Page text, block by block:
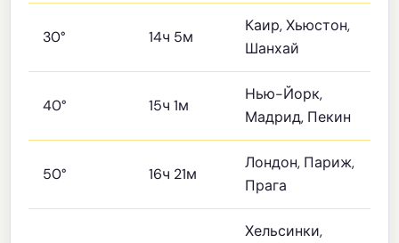
30° 14ч 5м
Каир, Хьюстон,
Шанхай
40° 15ч 1м
Нью-Йорк,
Мадрид, Пекин
50° 16ч 21м
Лондон, Париж,
Прага
Хельсинки,